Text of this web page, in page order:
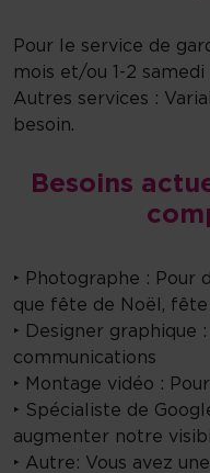
Pour le service de
mois et/ou 1-2
Autres services :
besoin.
Besoins
‣ Photographe : Pour
que fête de Noël,
‣ Designer graphique
communications
‣ Montage vidéo :
‣ Spécialiste de
augmenter notre
‣ Autre: Vous avez